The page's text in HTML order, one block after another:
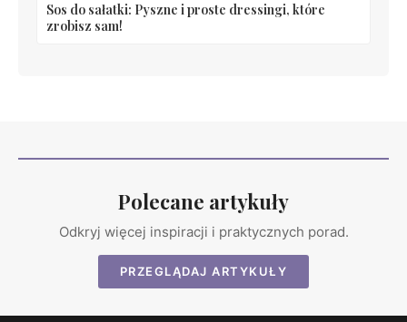
Sos do sałatki: Pyszne i proste dressingi, które
zrobisz sam!
Polecane artykuły
Odkryj więcej inspiracji i praktycznych porad.
PRZEGLĄDAJ ARTYKUŁY